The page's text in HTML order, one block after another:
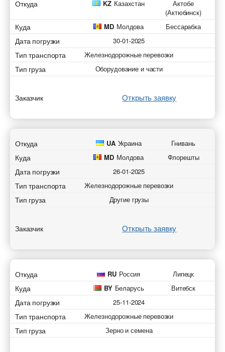
Откуда KZ Казахстан
Актобе
(Актюбинск)
Куда MD Молдова Бессарабка
Дата погрузки 30-01-2025
Тип транспорта Железнодорожные перевозки
Тип груза Оборудование и части
Заказчик Открыть заявку
Откуда UA Украина Гнивань
Куда MD Молдова Флорешты
Дата погрузки 26-01-2025
Тип транспорта Железнодорожные перевозки
Тип груза Другие грузы
Заказчик Открыть заявку
Откуда RU Россия Липецк
Куда BY Беларусь Витебск
Дата погрузки 25-11-2024
Тип транспорта Железнодорожные перевозки
Тип груза Зерно и семена